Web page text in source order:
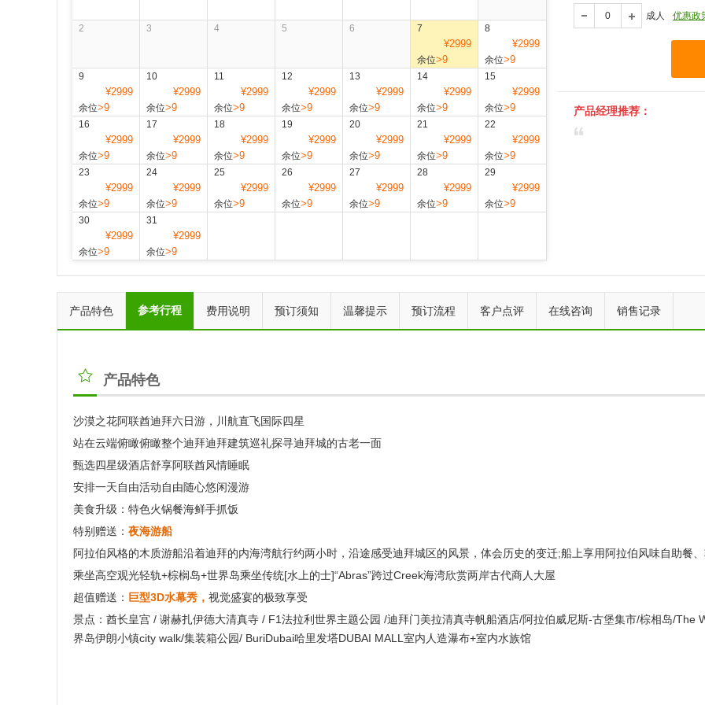
上一个 下一个
2 3 4 5 6 7
¥2999
余位>9
8
¥2999
余位>9
9
¥2999
余位>9
10
¥2999
余位>9
11
¥2999
余位>9
12
¥2999
余位>9
13
¥2999
余位>9
14
¥2999
余位>9
15
¥2999
余位>9
16
¥2999
余位>9
17
¥2999
余位>9
18
¥2999
余位>9
19
¥2999
余位>9
20
¥2999
余位>9
21
¥2999
余位>9
22
¥2999
余位>9
23
¥2999
余位>9
24
¥2999
余位>9
25
¥2999
余位>9
26
¥2999
余位>9
27
¥2999
余位>9
28
¥2999
余位>9
29
¥2999
余位>9
30
¥2999
余位>9
31
¥2999
余位>9
成人 优惠政
产品经理推荐：
产品特色 参考行程 费用说明 预订须知 温馨提示 预订流程 客户点评 在线咨询 销售记录
产品特色
沙漠之花阿联酋迪拜六日游，川航直飞国际四星
站在云端俯瞰俯瞰整个迪拜迪拜建筑巡礼探寻迪拜城的古老一面
甄选四星级酒店舒享阿联酋风情睡眠
安排一天自由活动自由随心悠闲漫游
美食升级：特色火锅餐海鲜手抓饭
特别赠送： 夜海游船
阿拉伯风格的木质游船沿着迪拜的内海湾航行约两小时，沿途感受迪拜城区的风景，体会历史的变迁;船上享用阿拉伯风味自助餐、
乘坐高空观光轻轨+棕榈岛+世界岛乘坐传统[水上的士]“Abras”跨过Creek海湾欣赏两岸古代商人大屋
超值赠送： 巨型3D水幕秀， 视觉盛宴的极致享受
景点：酋长皇宫 / 谢赫扎伊德大清真寺 / F1法拉利世界主题公园 /迪拜门美拉清真寺帆船酒店/阿拉伯威尼斯-古堡集市/棕相岛/The
界岛伊朗小镇city walk/集装箱公园/ BuriDubai哈里发塔DUBAI MALL室内人造瀑布+室内水族馆